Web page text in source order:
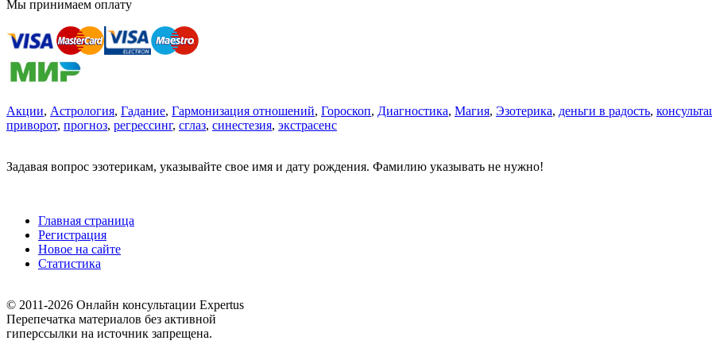
Мы принимаем оплату
Акции, Астрология, Гадание, Гармонизация отношений, Гороскоп, Диагностика, Магия, Эзотерика, деньги в радость,
приворот, прогноз, регрессинг, сглаз, синестезия, экстрасенс
Задавая вопрос эзотерикам, указывайте свое имя и дату рождения. Фамилию указывать не нужно!
Главная страница
Регистрация
Новое на сайте
Статистика
© 2011-2026 Онлайн консультации Expertus
Перепечатка материалов без активной
гиперссылки на источник запрещена.